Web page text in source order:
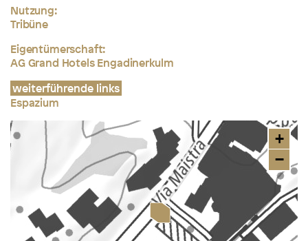
Nutzung:
Tribüne
Eigentümerschaft:
AG Grand Hotels Engadinerkulm
weiterführende links
Espazium
+
−